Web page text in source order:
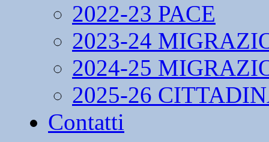
2022-23 PACE
2023-24
2024-25
2025-26
Contatti